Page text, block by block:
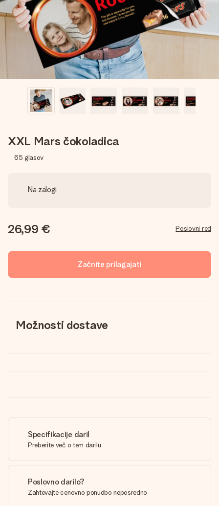
V nekaj preprostih korakih ustvari nekaj edinstvenega – z
njenim imenom, tvojo fotografijo ali sporočilom, ki ogreje
srce. Brez zapletov, le vsa ljubezen za ta trenutek.
XXL Mars čokoladica
65 glasov
Na zalogi
26,99 € Poslovni red
Začnite prilagajati
Možnosti dostave
Specifikacije daril
Preberite več o tem darilu
Poslovno darilo?
Zahtevajte cenovno ponudbo neposredno